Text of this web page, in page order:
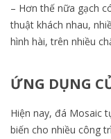
– Hơn thế nữa gạch
thuật khách nhau,
hình hài, trên nhiều
ỨNG DỤNG
Hiện nay, đá Mosaic
biến cho nhiều công